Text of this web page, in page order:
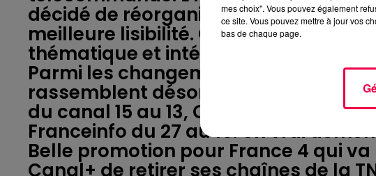
décidé de réorganiser la
meilleure lisibilité. Objectif :
thématique et intégrer de nouvelles
Parmi les changements notables :
rassemblent désormais sur les
du canal 15 au 13, CNEWS du 16 au
Franceinfo du 27 au 16. Un vrai
Belle promotion pour France 4 qui
Canal+ de retirer ses chaînes de la
mes choix". Vous pouvez également
ce site. Vous pouvez mettre à jour vos
bas de chaque page.